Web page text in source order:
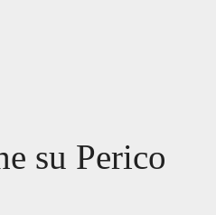
su Perico